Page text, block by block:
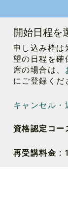
開始日程を
申し込み枠
望の日程を確
席の場合は、
にご登録くだ
キャンセル・
資格認定コ
再受講料金 :